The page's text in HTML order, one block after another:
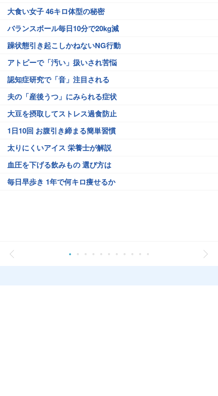
大食い女子 46キロ体型の秘密
バランスボール毎日10分で20kg減
躁状態引き起こしかねないNG行動
アトピーで「汚い」扱いされ苦悩
認知症研究で「音」注目される
夫の「産後うつ」にみられる症状
大豆を摂取してストレス過食防止
1日10回 お腹引き締まる簡単習慣
太りにくいアイス 栄養士が解説
血圧を下げる飲みもの 選び方は
毎日早歩き 1年で何キロ痩せるか